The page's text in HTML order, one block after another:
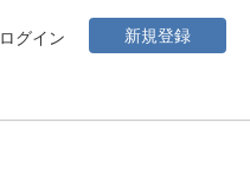
ログイン 新規登録